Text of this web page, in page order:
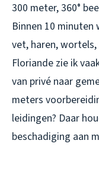
300 meter, 360°
Binnen 10
vet, haren,
Floriande zie ik
van privé naar
meters
leidingen? Daar
beschadiging aan